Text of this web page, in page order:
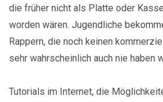
die früher nicht als Platte oder
worden wären. Jugendliche
Rappern, die noch keinen
sehr wahrscheinlich auch nie haben
Tutorials im Internet, die